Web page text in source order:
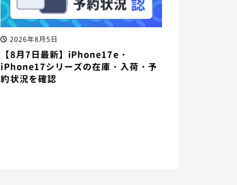
2026年8月5日
【8月7日最新】iPhone17e・
iPhone17シリーズの在庫・入荷・予
約状況を確認